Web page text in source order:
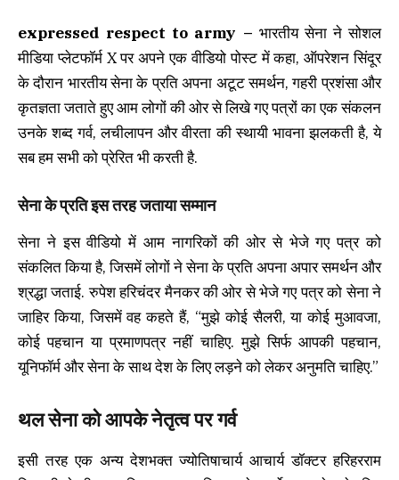
expressed respect to army – भारतीय सेना ने सोशल
मीडिया प्लेटफॉर्म X पर अपने एक वीडियो पोस्ट में कहा, ऑपरेशन सिंदूर
के दौरान भारतीय सेना के प्रति अपना अटूट समर्थन, गहरी प्रशंसा और
कृतज्ञता जताते हुए आम लोगों की ओर से लिखे गए पत्रों का एक संकलन
उनके शब्द गर्व, लचीलापन और वीरता की स्थायी भावना झलकती है, ये
सब हम सभी को प्रेरित भी करती है.
सेना के प्रति इस तरह जताया सम्मान
सेना ने इस वीडियो में आम नागरिकों की ओर से भेजे गए पत्र को
संकलित किया है, जिसमें लोगों ने सेना के प्रति अपना अपार समर्थन और
श्रद्धा जताई. रुपेश हरिचंदर मैनकर की ओर से भेजे गए पत्र को सेना ने
जाहिर किया, जिसमें वह कहते हैं, “मुझे कोई सैलरी, या कोई मुआवजा,
कोई पहचान या प्रमाणपत्र नहीं चाहिए. मुझे सिर्फ आपकी पहचान,
यूनिफॉर्म और सेना के साथ देश के लिए लड़ने को लेकर अनुमति चाहिए.”
थल सेना को आपके नेतृत्व पर गर्व
इसी तरह एक अन्य देशभक्त ज्योतिषाचार्य आचार्य डॉक्टर हरिहरराम